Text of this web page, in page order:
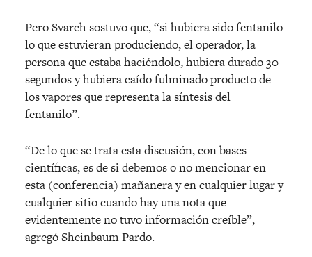
Pero Svarch sostuvo que, “si hubiera sido fentanilo
lo que estuvieran produciendo, el operador, la
persona que estaba haciéndolo, hubiera durado 30
segundos y hubiera caído fulminado producto de
los vapores que representa la síntesis del
fentanilo”.
“De lo que se trata esta discusión, con bases
científicas, es de si debemos o no mencionar en
esta (conferencia) mañanera y en cualquier lugar y
cualquier sitio cuando hay una nota que
evidentemente no tuvo información creíble”,
agregó Sheinbaum Pardo.